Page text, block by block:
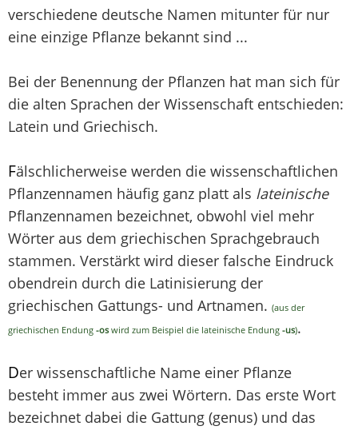
verschiedene deutsche Namen mitunter für nur
eine einzige Pflanze bekannt sind ...
Bei der Benennung der Pflanzen hat man sich für
die alten Sprachen der Wissenschaft entschieden:
Latein und Griechisch.
Fälschlicherweise werden die wissenschaftlichen
Pflanzennamen häufig ganz platt als lateinische
Pflanzennamen bezeichnet, obwohl viel mehr
Wörter aus dem griechischen Sprachgebrauch
stammen. Verstärkt wird dieser falsche Eindruck
obendrein durch die Latinisierung der
griechischen Gattungs- und Artnamen. (aus der
griechischen Endung -os wird zum Beispiel die lateinische Endung -us).
Der wissenschaftliche Name einer Pflanze
besteht immer aus zwei Wörtern. Das erste Wort
bezeichnet dabei die Gattung (genus) und das